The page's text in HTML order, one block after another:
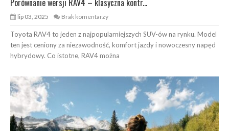
lip 03, 2025 Brak komentarzy
Toyota RAV4 to jeden z najpopularniejszych SUV-ów na rynku. Model
ten jest ceniony za niezawodność, komfort jazdy i nowoczesny napęd
hybrydowy. Co istotne, RAV4 można